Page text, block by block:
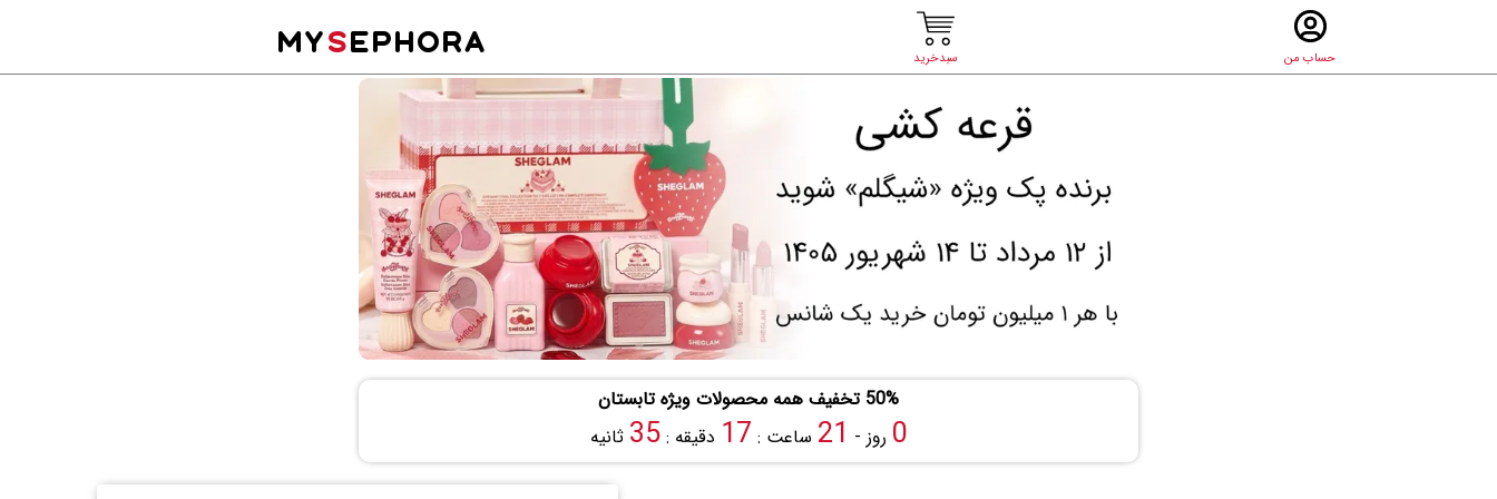
حساب من سبدخرید
MYSEPHORA
50% تخفیف همه محصولات ویژه تابستان
0 روز - 21 ساعت : 17 دقیقه :34 ثانیه